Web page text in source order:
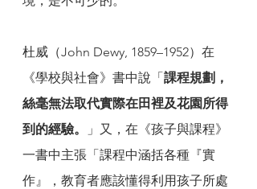
杜威（John Dewy, 1859–1952）在
《學校與社會》書中說「課程規劃，
絲毫無法取代實際在田裡及花園所得
到的經驗。
」又，在《孩子與課程》
一書中主張「課程中涵括各種『實
作』，教育者應該懂得利用孩子所處